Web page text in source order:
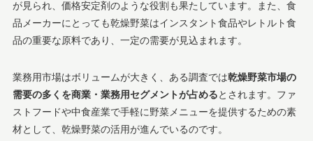
が見られ、価格安定剤のような役割も果たしています。また、食
品メーカーにとっても乾燥野菜はインスタント食品やレトルト食
品の重要な原料であり、一定の需要が見込まれます。
業務用市場はボリュームが大きく、ある調査では乾燥野菜市場の
需要の多くを商業・業務用セグメントが占めるとされます​。ファ
ストフードや中食産業で手軽に野菜メニューを提供するための素
材として、乾燥野菜の活用が進んでいるのです。